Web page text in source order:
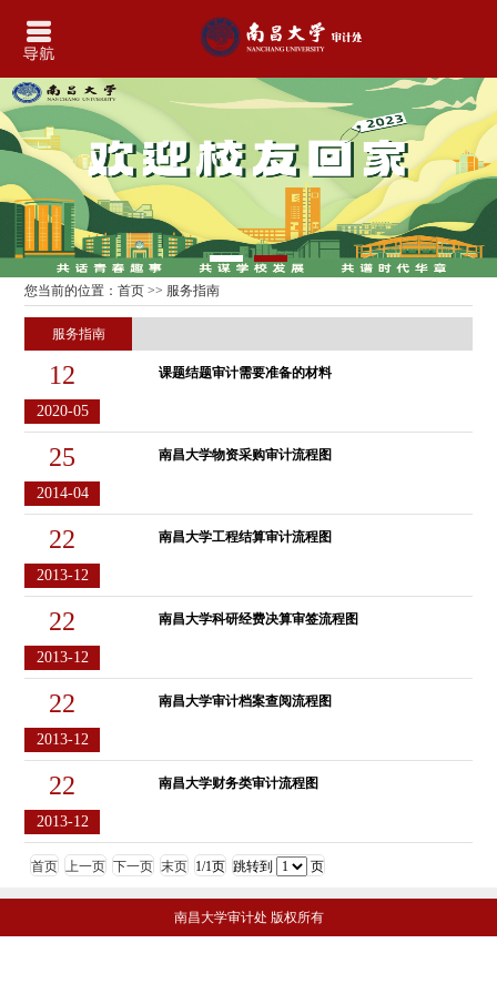
您当前的位置：首页 >> 服务指南
服务指南
12
2020-05
课题结题审计需要准备的材料
25
2014-04
南昌大学物资采购审计流程图
22
2013-12
南昌大学工程结算审计流程图
22
2013-12
南昌大学科研经费决算审签流程图
22
2013-12
南昌大学审计档案查阅流程图
22
2013-12
南昌大学财务类审计流程图
首页 上一页 下一页 末页 1/1页 跳转到 页
南昌大学审计处 版权所有